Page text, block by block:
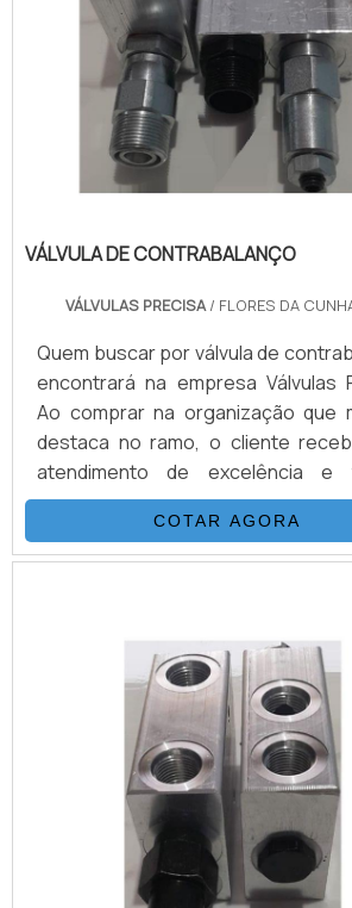
VÁLVULA DE CONTRABALANÇO
VÁLVULAS PRECISA/ FLORES DA
Quem buscar por válvula de
encontrará na empresa Válvulas
Ao comprar na organização que
destaca no ramo, o cliente
atendimento de excelência
garantia de adquirir
solucionem qualquer
assunto é válvula de
benefício e diversas
pagamento disponíveis.OUTR...
COTAR AGORA